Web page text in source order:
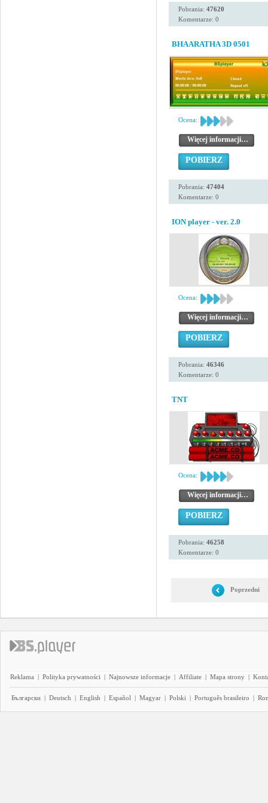
Pobrania: 47620
Komentarze: 0
BHAARATHA 3D 0501
Ocena:
Więcej informacji…
POBIERZ
Pobrania: 47404
Komentarze: 0
ION player - ver. 2.0
Ocena:
Więcej informacji…
POBIERZ
Pobrania: 46346
Komentarze: 0
TNT
Ocena:
Więcej informacji…
POBIERZ
Pobrania: 46258
Komentarze: 0
Poprzedni
Reklama | Polityka prywatności | Najnowsze informacje | Affiliate | Mapa strony |
Български | Deutsch | English | Español | Magyar | Polski | Português brasileiro |